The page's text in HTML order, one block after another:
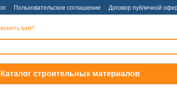
Пользовательское соглашение Договор публичной
вам?
Каталог строительных материалов